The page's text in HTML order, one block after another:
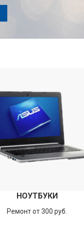
НОУТБУКИ
Ремонт от 300 руб.